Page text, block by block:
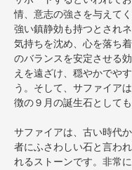
情、意志の強さを与えてく
強い鎮静効も持つとされ
気持ちを沈め、心を落ち
のバランスを安定させる
えを遠ざけ、穏やかでや
う。そして、サファイア
徴の９月の誕生石として
サファイアは、古い時代
者にふさわしい石と言わ
れるストーンです。非常